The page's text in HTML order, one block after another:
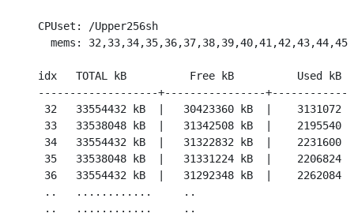
     CPUset: /Upper256sh
mems:
idx   TOTAL kB          Free kB          Used kB
-------------------+----------------
32   33554432 kB  |   30423360 kB  |    3131072
33   33538048 kB  |   31342508 kB  |    2195540
34   33554432 kB  |   31322832 kB  |    2231600
35   33538048 kB  |   31331224 kB  |    2206824
36   33554432 kB  |   31292348 kB  |    2262084
      ..   ............     ..
      ..   ............     ..